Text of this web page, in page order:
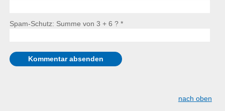
Spam-Schutz: Summe von 3 + 6 ? *
nach oben